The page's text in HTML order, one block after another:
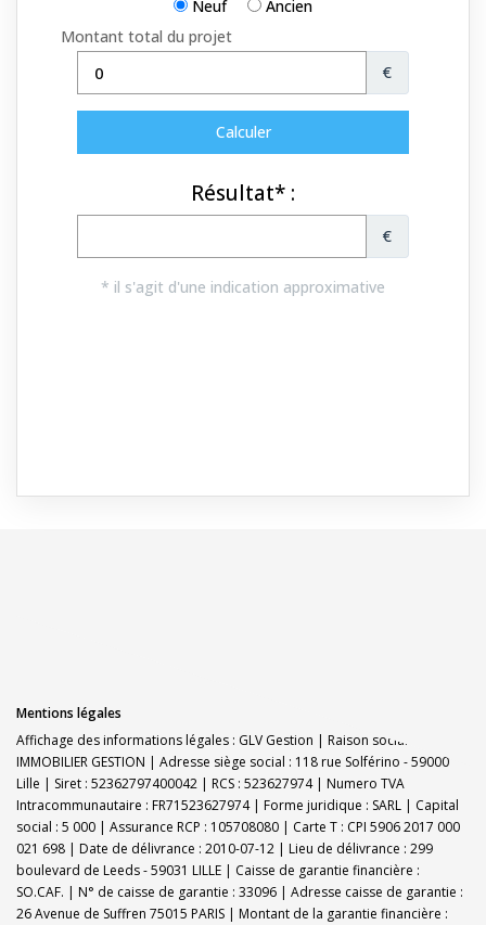
Mentions légales
Affichage des informations légales : GLV Gestion | Raison sociale : GLV
IMMOBILIER GESTION | Adresse siège social : 118 rue Solférino - 59000
Lille | Siret : 52362797400042 | RCS : 523627974 | Numero TVA
Intracommunautaire : FR71523627974 | Forme juridique : SARL | Capital
social : 5 000 | Assurance RCP : 105708080 | Carte T : CPI 5906 2017 000
021 698 | Date de délivrance : 2010-07-12 | Lieu de délivrance : 299
boulevard de Leeds - 59031 LILLE | Caisse de garantie financière :
SO.CAF. | N° de caisse de garantie : 33096 | Adresse caisse de garantie :
26 Avenue de Suffren 75015 PARIS | Montant de la garantie financière :